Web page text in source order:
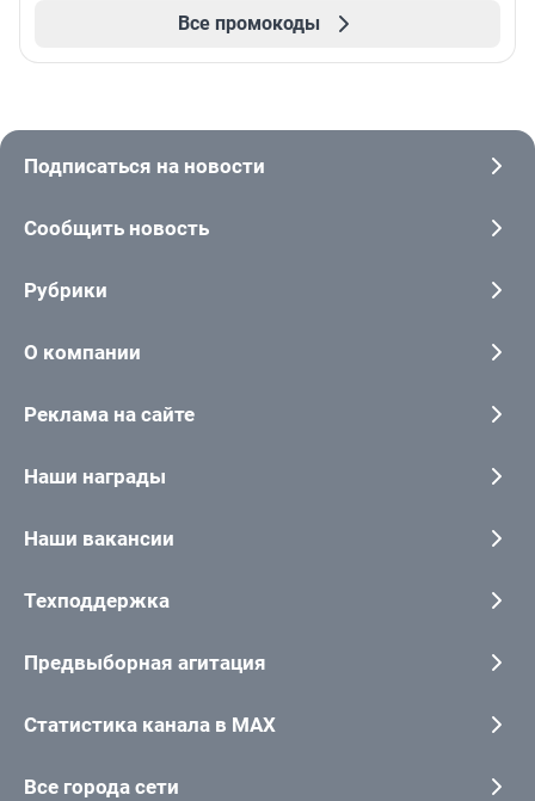
Все промокоды
Подписаться на новости
Сообщить новость
Рубрики
О компании
Реклама на сайте
Наши награды
Наши вакансии
Техподдержка
Предвыборная агитация
Статистика канала в MAX
Все города сети